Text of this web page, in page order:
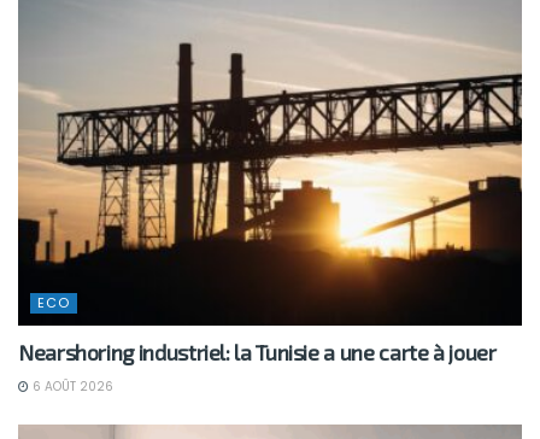
ECO
Nearshoring industriel: la Tunisie a une carte à jouer
6 AOÛT 2026